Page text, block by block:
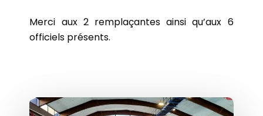
Merci aux 2 remplaçantes ainsi qu’aux 6
officiels présents.